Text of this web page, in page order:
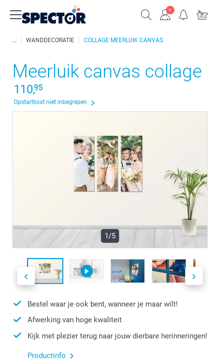
WANDDECORATIE COLLAGE MEERLUIK CANVAS
Meerluik canvas collage
110,95
Opstartkost niet inbegrepen
1/5
Bestel waar je ook bent, wanneer je maar wilt!
Afwerking van hoge kwaliteit
Kijk met plezier terug naar jouw dierbare herinneringen!
Productinfo